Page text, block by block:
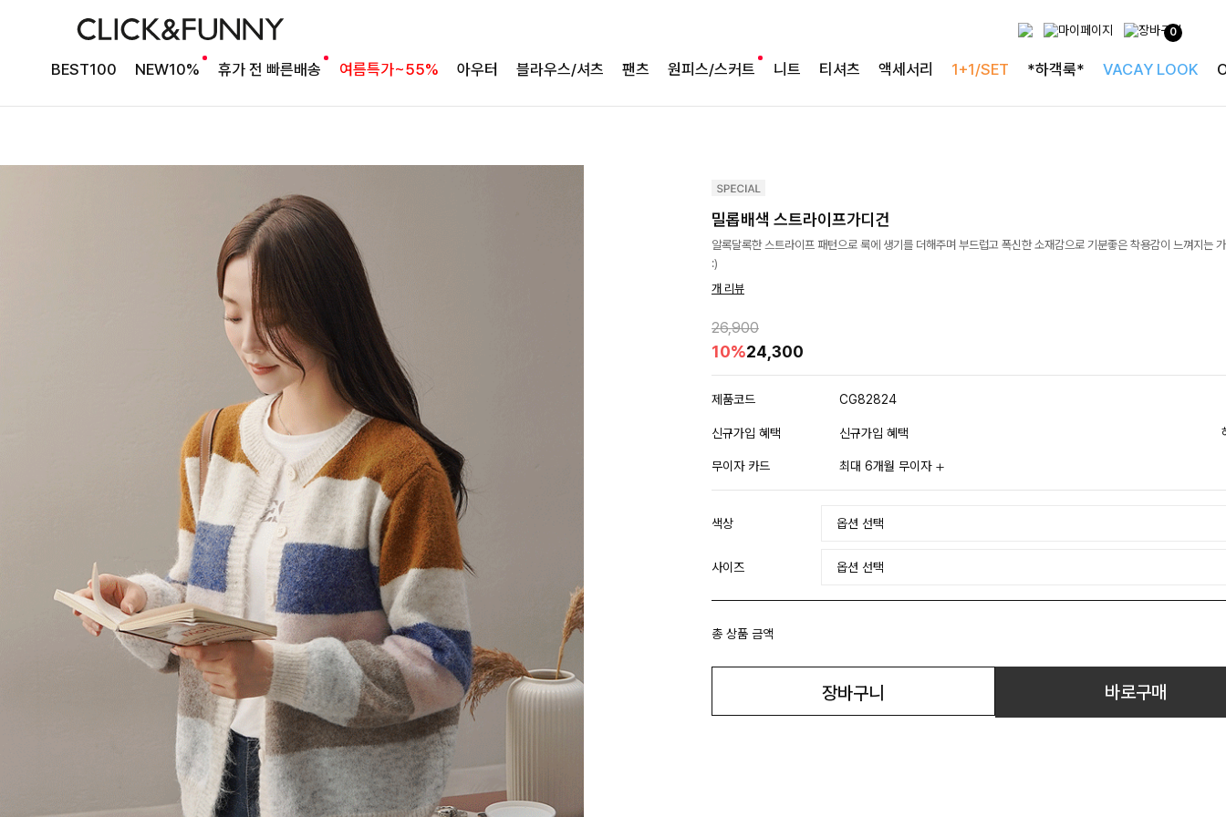
0
BEST100 NEW10% 휴가 전 빠른배송 여름특가~55% 아우터 블라우스/셔츠 팬츠 원피스/스커트 니트 티셔츠 액세서리 1+1/SET *하객룩* VACAY LOOK
밀롭배색 스트라이프가디건
알록달록한 스트라이프 패턴으로 룩에 생기를 더해주며 부드럽고 폭신한 소재감으로 기분좋은 착용감이 느껴지는
:)
개 리뷰
26,900
10%24,300
제품코드 CG82824
신규가입 혜택 신규가입 혜택
무이자 카드 최대 6개월 무이자
색상
사이즈
총 상품 금액
장바구니 바로구매